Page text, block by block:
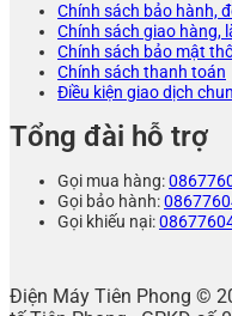
Chính sách bảo hành,
Chính sách giao hàng,
Chính sách bảo mật
Chính sách thanh toán
Điều kiện giao dịch
Tổng đài hỗ trợ
Gọi mua hàng:
Gọi bảo hành:
Gọi khiếu nại:
Điện Máy Tiên Phong ©